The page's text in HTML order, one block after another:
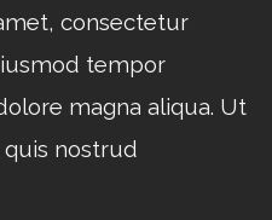
consectetur
tempor
magna aliqua. Ut
nostrud